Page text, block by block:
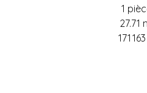
1
27.71
171